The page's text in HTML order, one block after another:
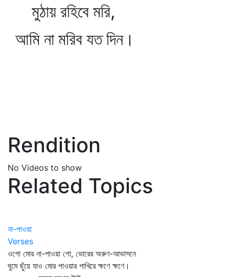
মুঠায় রহিবে মরি,
আমি না মরিব যত দিন।
Rendition
No Videos to show
Related Topics
না-পাওয়া
Verses
ওগো মোর না-পাওয়া গো, ভোরের অরুণ-আভাসনে
ঘুমে ছুঁয়ে যাও মোর পাওয়ার পাখিরে ক্ষণে ক্ষণে।